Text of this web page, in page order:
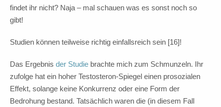
findet ihr nicht? Naja – mal schauen was es sonst noch so
gibt!
Studien können teilweise richtig einfallsreich sein [16]!
Das Ergebnis der Studie brachte mich zum Schmunzeln. Ihr
zufolge hat ein hoher Testosteron-Spiegel einen prosozialen
Effekt, solange keine Konkurrenz oder eine Form der
Bedrohung bestand. Tatsächlich waren die (in diesem Fall